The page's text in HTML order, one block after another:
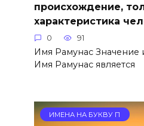
происхождение,
характеристика
0 91
Имя Рамунас Значение
Имя Рамунас является
ИМЕНА НА БУКВУ П